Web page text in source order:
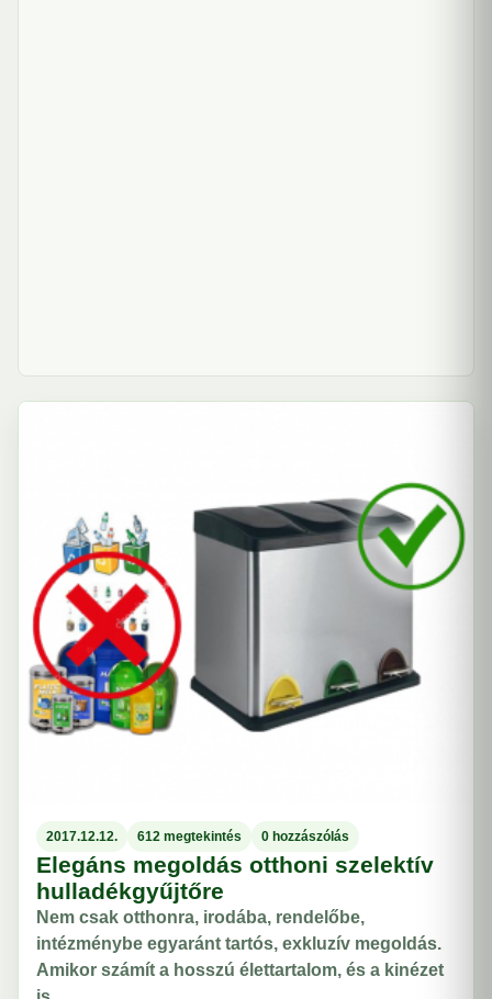
2017.12.12. 612 megtekintés 0 hozzászólás
Elegáns megoldás otthoni szelektív
hulladékgyűjtőre
Nem csak otthonra, irodába, rendelőbe,
intézménybe egyaránt tartós, exkluzív megoldás.
Amikor számít a hosszú élettartalom, és a kinézet